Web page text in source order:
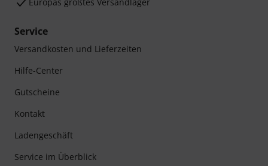
Service
Versandkosten und Lieferzeiten
Hilfe-Center
Gutscheine
Kontakt
Ladengeschäft
Service im Überblick